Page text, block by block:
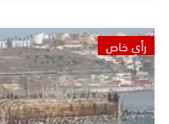
رأي خاص